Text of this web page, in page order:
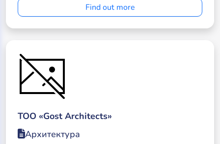
Find out more
TOO «Gost Architects»
Архитектура